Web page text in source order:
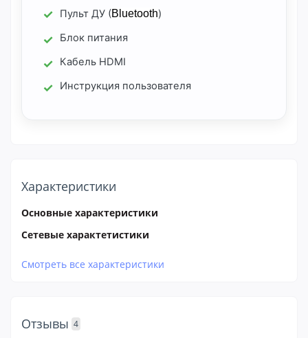
Пульт ДУ (Bluetooth)
Блок питания
Кабель HDMI
Инструкция пользователя
Характеристики
Основные характеристики
Сетевые характетистики
Смотреть все характеристики
Отзывы 4